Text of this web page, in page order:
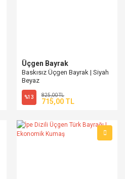
Üçgen Bayrak
Baskısız Üçgen Bayrak | Siyah
Beyaz
%13 825,00 TL
715,00 TL